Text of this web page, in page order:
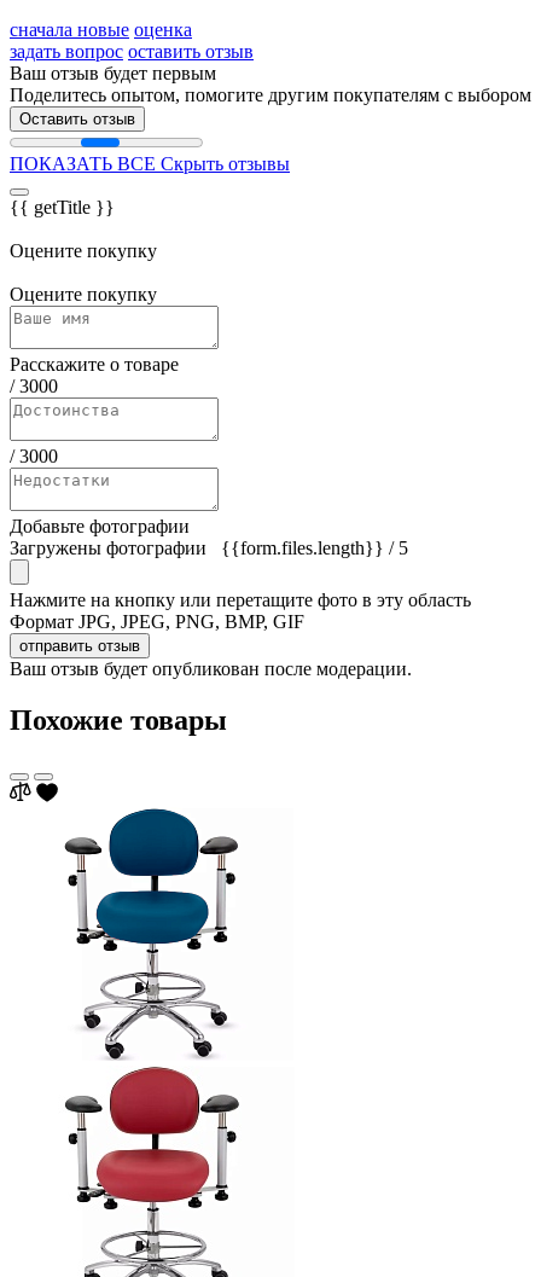
сначала новые оценка
задать вопрос оставить отзыв
Ваш отзыв будет первым
Поделитесь опытом, помогите другим покупателям с выбором
Оставить отзыв
ПОКАЗАТЬ ВСЕ Скрыть отзывы
{{ getTitle }}
Оцените покупку
Оцените покупку
Расскажите о товаре
/3000
/3000
Добавьте фотографии
Загружены фотографии
{{form.files.length}} / 5
Нажмите на кнопку или перетащите фото в эту область
Формат JPG, JPEG, PNG, BMP, GIF
отправить отзыв
Ваш отзыв будет опубликован после модерации.
Похожие товары